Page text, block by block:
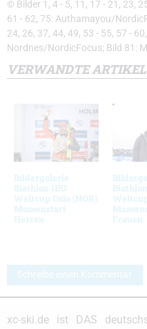
© Bilder 1, 4 - 5, 11, 17 - 21, 23,
61 - 62, 75: Authamayou/
24, 26, 37, 44, 49, 53 - 55, 57 -
Nordnes/NordicFocus; Bild 81:
VERWANDTE ARTIKEL
Bildergalerie
Biathlon IBU
Weltcup Oslo (NOR)
Massenstart
Herren
Frauen
Schreibe einen Kommentar
xc-ski.de ist DAS